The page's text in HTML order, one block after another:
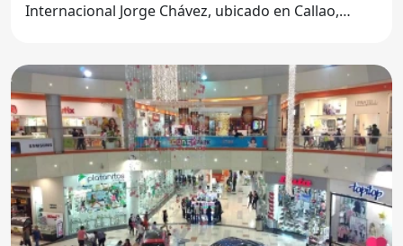
Internacional Jorge Chávez, ubicado en Callao,